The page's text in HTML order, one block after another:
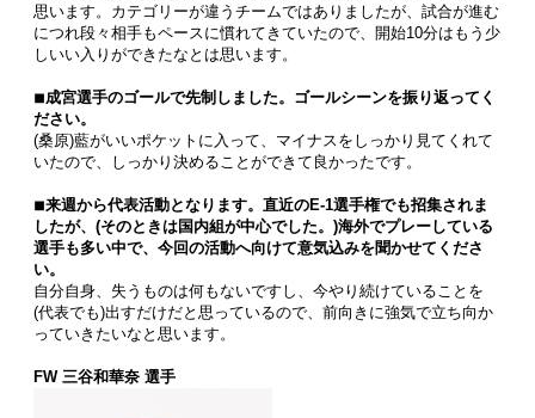
思います。カテゴリーが違うチームではありましたが、試合が進む
につれ段々相手もペースに慣れてきていたので、開始10分はもう少
しいい入りができたなとは思います。
◾︎成宮選手のゴールで先制しました。ゴールシーンを振り返ってく
ださい。
(桑原)藍がいいポケットに入って、マイナスをしっかり見てくれて
いたので、しっかり決めることができて良かったです。
◾︎来週から代表活動となります。直近のE-1選手権でも招集されま
したが、(そのときは国内組が中心でした。)海外でプレーしている
選手も多い中で、今回の活動へ向けて意気込みを聞かせてくださ
い。
自分自身、失うものは何もないですし、今やり続けていることを
(代表でも)出すだけだと思っているので、前向きに強気で立ち向か
っていきたいなと思います。
FW 三谷和華奈 選手